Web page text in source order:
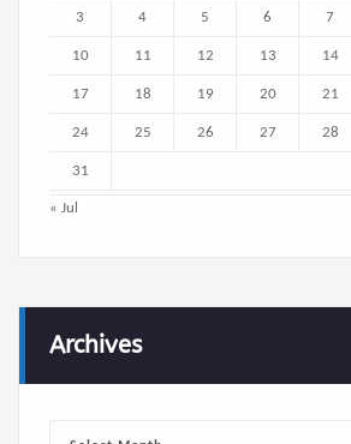
3 4 5 6 7
10 11 12 13 14
17 18 19 20 21
24 25 26 27 28
31
« Jul
Archives